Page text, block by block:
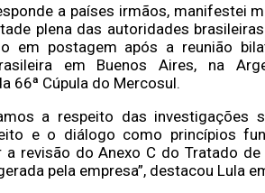
a países irmãos, manifestei
plena das autoridades
em postagem após a reunião
em Buenos Aires, na
66ª Cúpula do Mercosul.
a respeito das
e o diálogo como princípios
revisão do Anexo C do Tratado
pela empresa”, destacou Lula